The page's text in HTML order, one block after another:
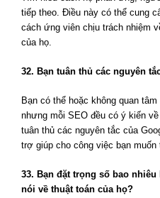
tiếp theo. Điều này có thể cung
cách ứng viên chịu trách nhiệm
của họ.
32. Bạn tuân thủ các nguyên
Bạn có thể hoặc không quan
nhưng mỗi SEO đều có ý kiến
tuân thủ các nguyên tắc của
trợ giúp cho công việc bạn muốn
33. Bạn đặt trọng số bao
nói về thuật toán của họ?